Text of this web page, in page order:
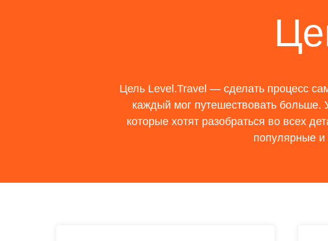
Цель Level.Travel — сделать процесс
каждый мог путешествовать больше.
которые хотят разобраться во всех
популярные и